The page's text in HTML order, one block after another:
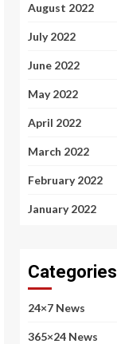
August 2022
July 2022
June 2022
May 2022
April 2022
March 2022
February 2022
January 2022
Categories
24×7 News
365×24 News